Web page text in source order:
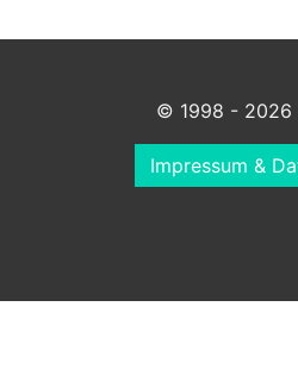
© 1998 - 2026
Impressum &